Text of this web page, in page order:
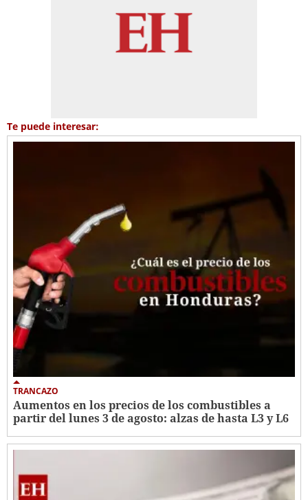
Te puede interesar:
TRANCAZO
Aumentos en los precios de los combustibles a
partir del lunes 3 de agosto: alzas de hasta L3 y L6 ​​​​​​